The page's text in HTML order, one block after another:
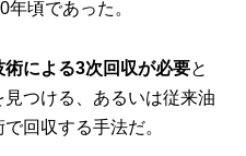
頃であった。
による3次回収が必要と
つける、あるいは従来油
回収する手法だ。